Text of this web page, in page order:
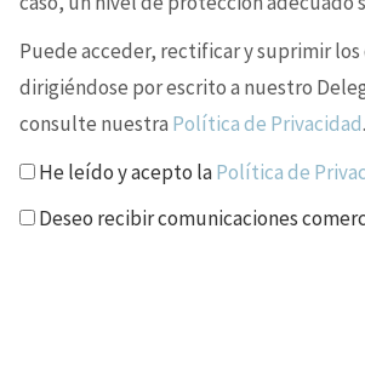
Puede acceder, rectificar y suprimir
dirigiéndose por escrito a nuestro
consulte nuestra Política de Privacidad.
He leído y acepto laPolítica de
Deseo recibir comunicaciones